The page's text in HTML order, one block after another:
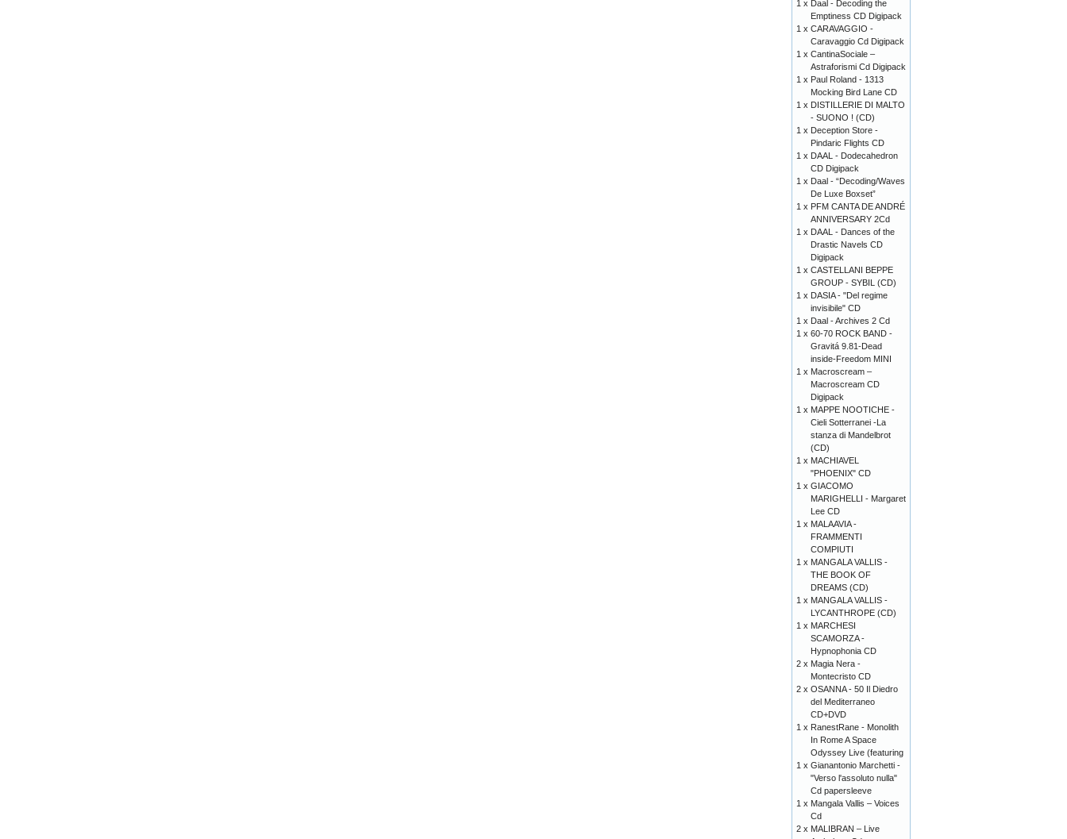
1 x Daal - Decoding the
Emptiness CD Digipack
1 x CARAVAGGIO -
Caravaggio Cd Digipack
1 x CantinaSociale –
Astraforismi Cd Digipack
1 x Paul Roland - 1313
Mocking Bird Lane CD
1 x DISTILLERIE DI MALTO
- SUONO ! (CD)
1 x Deception Store -
Pindaric Flights CD
1 x DAAL - Dodecahedron
CD Digipack
1 x Daal - “Decoding/Waves
De Luxe Boxset”
1 x PFM CANTA DE ANDRÉ
ANNIVERSARY 2Cd
1 x DAAL - Dances of the
Drastic Navels CD
Digipack
1 x CASTELLANI BEPPE
GROUP - SYBIL (CD)
1 x DASIA - "Del regime
invisibile" CD
1 x Daal - Archives 2 Cd
1 x 60-70 ROCK BAND -
Gravitá 9.81-Dead
inside-Freedom MINI
1 x Macroscream –
Macroscream CD
Digipack
1 x MAPPE NOOTICHE -
Cieli Sotterranei -La
stanza di Mandelbrot
(CD)
1 x MACHIAVEL
"PHOENIX" CD
1 x GIACOMO
MARIGHELLI - Margaret
Lee CD
1 x MALAAVIA -
FRAMMENTI
COMPIUTI
1 x MANGALA VALLIS -
THE BOOK OF
DREAMS (CD)
1 x MANGALA VALLIS -
LYCANTHROPE (CD)
1 x MARCHESI
SCAMORZA -
Hypnophonia CD
2 x Magia Nera -
Montecristo CD
2 x OSANNA - 50 Il Diedro
del Mediterraneo
CD+DVD
1 x RanestRane - Monolith
In Rome A Space
Odyssey Live (featuring
1 x Gianantonio Marchetti -
"Verso l'assoluto nulla"
Cd papersleeve
1 x Mangala Vallis – Voices
Cd
2 x MALIBRAN – Live